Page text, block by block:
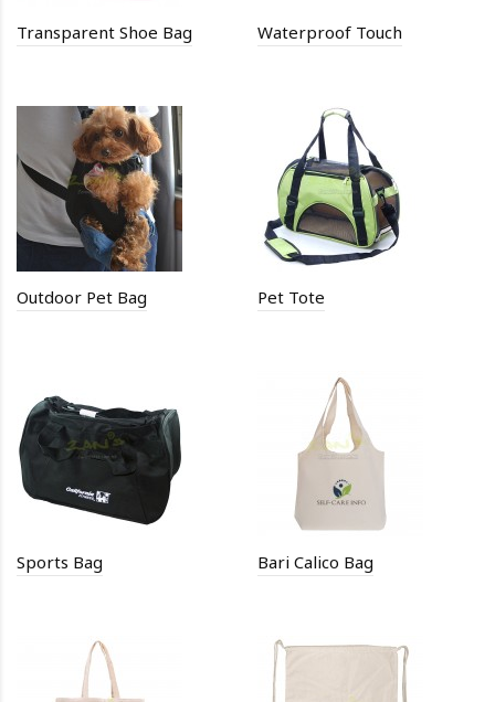
Transparent Shoe Bag Waterproof Touch
Outdoor Pet Bag Pet Tote
Sports Bag Bari Calico Bag